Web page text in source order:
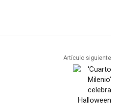
Artículo siguiente